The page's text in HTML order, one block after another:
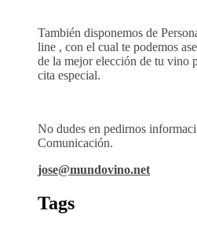
También disponemos de
line , con el cual te podemos
de la mejor elección de tu vino
cita especial.
No dudes en pedirnos
Comunicación.
jose@mundovino.net
Tags